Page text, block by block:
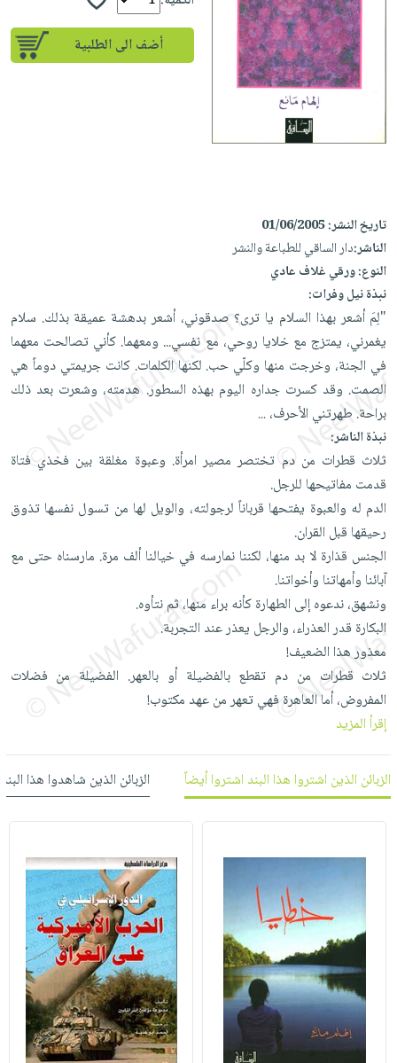
إختياراتنا
كتب
أكاديمية
صندوق
English
iKitab
بلا
حدود
على
Android
تحميل
iKitab
على
Apple
أسئلة
يتكرر
طرحها
تحميل
masmu3
على
Apple
المواضيع
الأكثر
مبيعاً
تعليمية
الصحة
والعناية
العناية
الشخصية
العناية
وتصفيف
الشعر
العناية
بالجسم
العناية
بالأسنان
الحمية
والتغذية
والسفرة
جديد
الكل
أواني
الطهي
أدوات
الخبز
أدوات
المائدة
الأوعية
والتخزين
أدوات
المطبخ
متجر
الهدايا
أقسام
الأكثر
مبيعاً
العودة
للمدارس
اكسسوارات
كتب
اكسسوارات
منزلية
اكسسوارات
ملابس
مطرزات
حقائب
حلي
عناية
بالذات
صابون
مناسبات
شحن
مجاني
بنود
مختارة
اشتراكات
كل
الاشتراكات
صندوق
القراءة
iKitab
بلا
حدود
بحث
متقدم
نيل
وفرات
عن
الشركة
سياسة
الشركة
يتكرر
طرحها
خدمات
نيل
وفرات
انشر
كتابك
تواصل
حسابك
لائحة
الأمنيات
عربة
نشرة
الإصدارات
أضف الى الطلبية
تاريخ النشر:01/06/2005
الناشر:دار الساقي للطباعة والنشر
النوع:ورقي غلاف عادي
نبذة نيل وفرات:
"لِمَ أشعر بهذا السلام يا ترى؟ صدقوني، أشعر بدهشة عميقة بذلك. سلام
يغمرني، يمتزج مع خلايا روحي، مع نفسي... ومعهما. كأني تصالحت معهما
في الجنة، وخرجت منها وكلّي حب. لكنها الكلمات. كانت جريمتي دوماً هي
الصمت. وقد كسرت جداره اليوم بهذه السطور. هدمته، وشعرت بعد ذلك
براحة. طهرتني الأحرف،...
نبذة الناشر:
ثلاث قطرات من دم تختصر مصير امرأة. وعبوة مغلقة بين فخذي فتاة
قدمت مفاتيحها للرجل.
الدم له والعبوة يفتحها قرباناً لرجولته، والويل لها من تسول نفسها تذوق
رحيقها قبل القران.
الجنس قذارة لا بد منها، لكننا نمارسه في خيالنا ألف مرة. مارسناه حتى مع
آبائنا وأمهاتنا وأخواتنا.
ونشهق، ندعوه إلى الطهارة كأنه براء منها، ثم نتأوه.
البكارة قدر العذراء، والرجل يعذر عند التجربة.
معذور هذا الضعيف!
ثلاث قطرات من دم تقطع بالفضيلة أو بالعهر. الفضيلة من فضلات
المفروض، أما العاهرة فهي تعهر من عهد مكتوب!
إقرأ المزيد
الزبائن الذين اشتروا هذا البند اشتروا أيضاً الزبائن الذين شاهدوا هذا